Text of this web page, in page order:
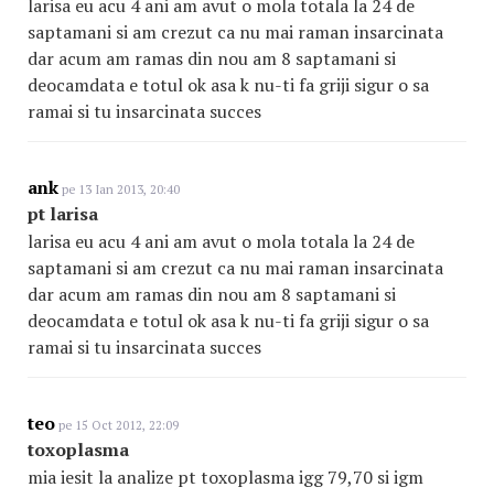
larisa eu acu 4 ani am avut o mola totala la 24 de
saptamani si am crezut ca nu mai raman insarcinata
dar acum am ramas din nou am 8 saptamani si
deocamdata e totul ok asa k nu-ti fa griji sigur o sa
ramai si tu insarcinata succes
ank pe 13 Ian 2013, 20:40
pt larisa
larisa eu acu 4 ani am avut o mola totala la 24 de
saptamani si am crezut ca nu mai raman insarcinata
dar acum am ramas din nou am 8 saptamani si
deocamdata e totul ok asa k nu-ti fa griji sigur o sa
ramai si tu insarcinata succes
teo pe 15 Oct 2012, 22:09
toxoplasma
mia iesit la analize pt toxoplasma igg 79,70 si igm